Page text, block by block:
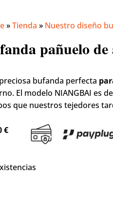
»Tienda » Nuestro diseño
pañuelo
bufanda perfecta
El modelo NIANGBAI es
que nuestros tejedores
€